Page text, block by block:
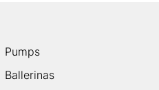
Pumps
Ballerinas